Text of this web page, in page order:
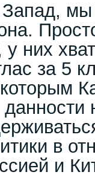
у них
за 5
в
и